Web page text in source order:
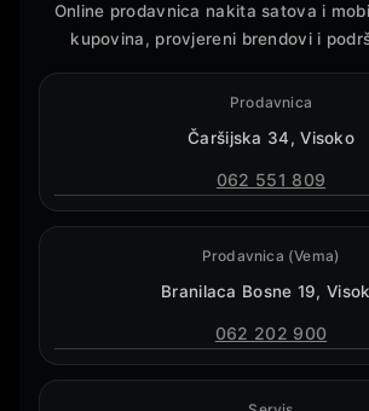
Online prodavnica nakita satova i
kupovina, provjereni brendovi i
Prodavnica
Čaršijska 34, Visoko
062 551 809
Prodavnica (Vema)
Branilaca Bosne 19,
062 202 900